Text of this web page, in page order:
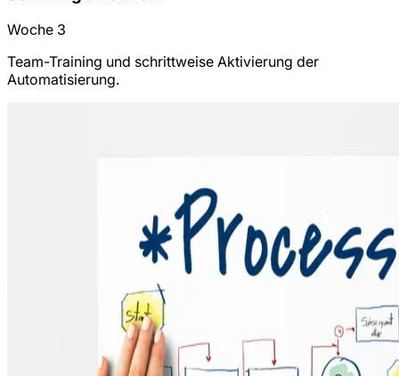
Woche 3
Team-Training und schrittweise Aktivierung der
Automatisierung.